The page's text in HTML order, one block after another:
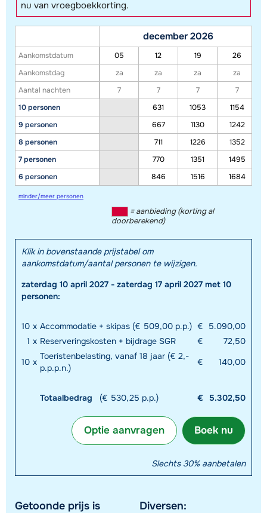
nu van vroegboekkorting.
Aankomstdatum
Aankomstdag
Aantal nachten
10 personen
9 personen
8 personen
7 personen
6 personen
december 2026
05 12 19
26
za
za za
za
7
7 7
7
631
1053
1154
667
1130
1242
711
1226
1352
770
1351
1495
846
1516 1684
minder/meer personen
= aanbieding (korting al
doorberekend)
Klik in bovenstaande prijstabel om
aankomstdatum/aantal personen te wijzigen.
zaterdag 10 april 2027 - zaterdag 17 april 2027 met 10
personen:
10 x Accommodatie + skipas (€ 509,00 p.p.) €
5.090,00
1 x Reserveringskosten + bijdrage SGR €
72,50
10 x
Toeristenbelasting, vanaf 18 jaar (€ 2,-
p.p.p.n.)
€ 140,00
Totaalbedrag (€ 530,25 p.p.) € 5.302,50
Boek nu
Optie aanvragen
Slechts 30% aanbetalen
Getoonde prijs is
Diversen: